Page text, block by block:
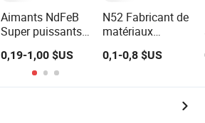
Aimants NdFeB
Super puissants
Aimants pour
réfrigérateur
0,19-1,00 $US
N52 Fabricant de
matériaux
NdFeB Vente en
cubiques en
néodyme petits et
0,1-0,8 $US